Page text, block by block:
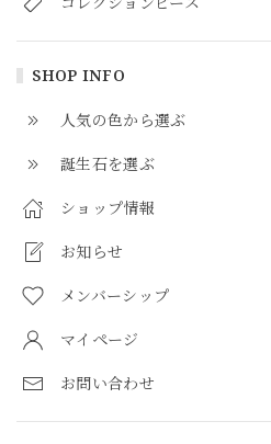
SHOP INFO
人気の色から選ぶ
誕生石を選ぶ
ショップ情報
お知らせ
メンバーシップ
マイページ
お問い合わせ